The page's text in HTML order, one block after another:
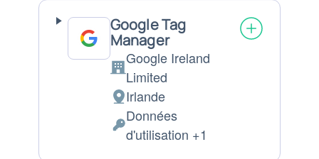
Google Tag
Manager
Entreprise:
Google Ireland
Limited
Lieu
de
traitement
Irlande
Données
Données
d'utilisation +1